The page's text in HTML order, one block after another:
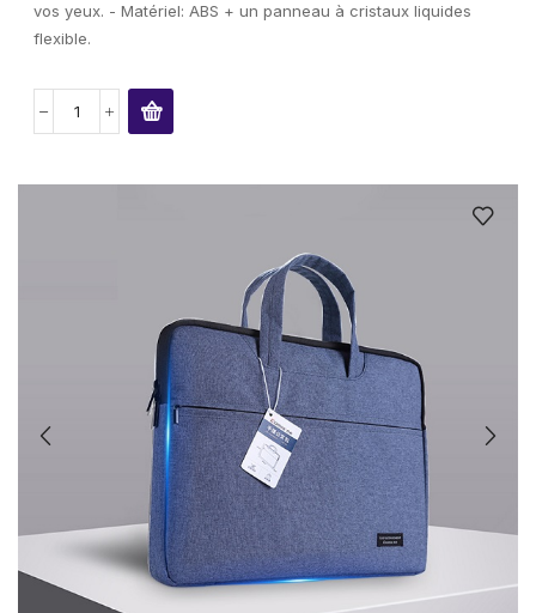
vos yeux. - Matériel: ABS + un panneau à cristaux liquides
flexible.